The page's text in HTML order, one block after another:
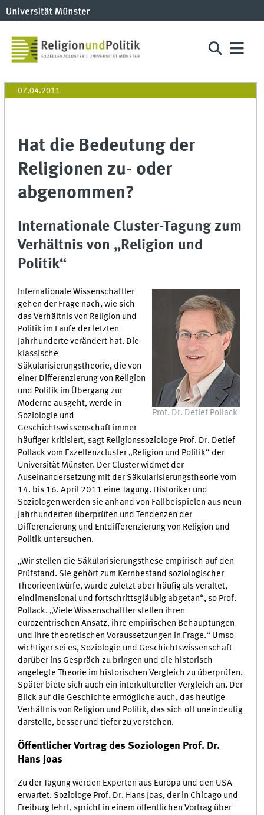
07.04.2011
Hat die Bedeutung der
Religionen zu- oder
abgenommen?
Internationale Cluster-Tagung zum
Verhältnis von „Religion und
Politik“
Prof. Dr. Detlef Pollack
Internationale Wissenschaftler
gehen der Frage nach, wie sich
das Verhältnis von Religion und
Politik im Laufe der letzten
Jahrhunderte verändert hat. Die
klassische
Säkularisierungstheorie, die von
einer Differenzierung von Religion
und Politik im Übergang zur
Moderne ausgeht, werde in
Soziologie und
Geschichtswissenschaft immer
häufiger kritisiert, sagt Religionssoziologe Prof. Dr. Detlef
Pollack vom Exzellenzcluster „Religion und Politik“ der
Universität Münster. Der Cluster widmet der
Auseinandersetzung mit der Säkularisierungstheorie vom
14. bis 16. April 2011 eine Tagung. Historiker und
Soziologen werden sie anhand von Fallbeispielen aus neun
Jahrhunderten überprüfen und Tendenzen der
Differenzierung und Entdifferenzierung von Religion und
Politik untersuchen.
„Wir stellen die Säkularisierungsthese empirisch auf den
Prüfstand. Sie gehört zum Kernbestand soziologischer
Theorieentwürfe, wurde zuletzt aber häufig als veraltet,
eindimensional und fortschrittsgläubig abgetan“, so Prof.
Pollack. „Viele Wissenschaftler stellen ihren
eurozentrischen Ansatz, ihre empirischen Behauptungen
und ihre theoretischen Voraussetzungen in Frage.“ Umso
wichtiger sei es, Soziologie und Geschichtswissenschaft
darüber ins Gespräch zu bringen und die historisch
angelegte Theorie im historischen Vergleich zu überprüfen.
Später biete sich auch ein interkultureller Vergleich an. Der
Blick auf die Geschichte ermögliche auch, das heutige
Verhältnis von Religion und Politik, das sich oft uneindeutig
darstelle, besser und tiefer zu verstehen.
Öffentlicher Vortrag des Soziologen Prof. Dr.
Hans Joas
Zu der Tagung werden Experten aus Europa und den USA
erwartet. Soziologe Prof. Dr. Hans Joas, der in Chicago und
Freiburg lehrt, spricht in einem öffentlichen Vortrag über